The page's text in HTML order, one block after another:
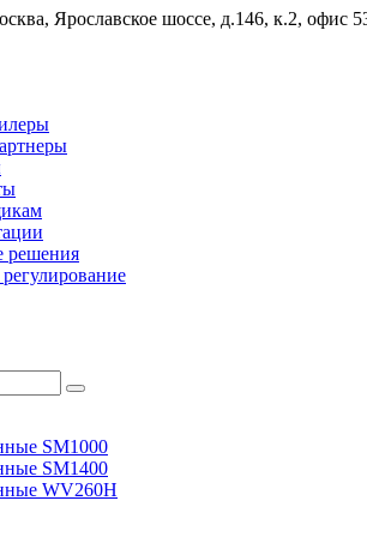
Ярославское шоссе, д.146, к.2, офис
решения
SM1000
SM1400
WV260H